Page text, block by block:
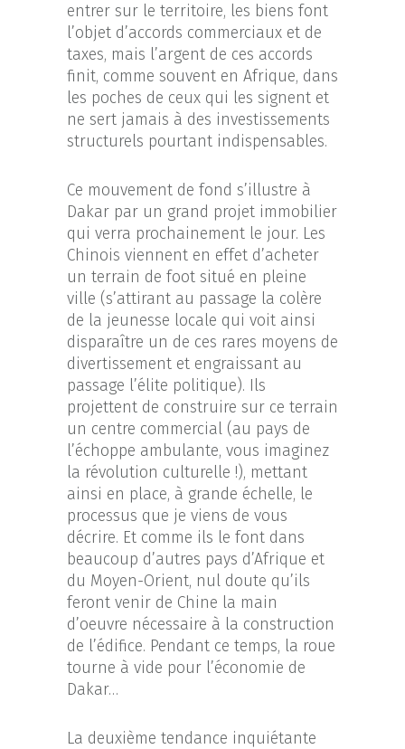
entrer sur le territoire, les biens font
l’objet d’accords commerciaux et de
taxes, mais l’argent de ces accords
finit, comme souvent en Afrique, dans
les poches de ceux qui les signent et
ne sert jamais à des investissements
structurels pourtant indispensables.
Ce mouvement de fond s’illustre à
Dakar par un grand projet immobilier
qui verra prochainement le jour. Les
Chinois viennent en effet d’acheter
un terrain de foot situé en pleine
ville (s’attirant au passage la colère
de la jeunesse locale qui voit ainsi
disparaître un de ces rares moyens de
divertissement et engraissant au
passage l’élite politique). Ils
projettent de construire sur ce terrain
un centre commercial (au pays de
l’échoppe ambulante, vous imaginez
la révolution culturelle !), mettant
ainsi en place, à grande échelle, le
processus que je viens de vous
décrire. Et comme ils le font dans
beaucoup d’autres pays d’Afrique et
du Moyen-Orient, nul doute qu’ils
feront venir de Chine la main
d’oeuvre nécessaire à la construction
de l’édifice. Pendant ce temps, la roue
tourne à vide pour l’économie de
Dakar…
La deuxième tendance inquiétante